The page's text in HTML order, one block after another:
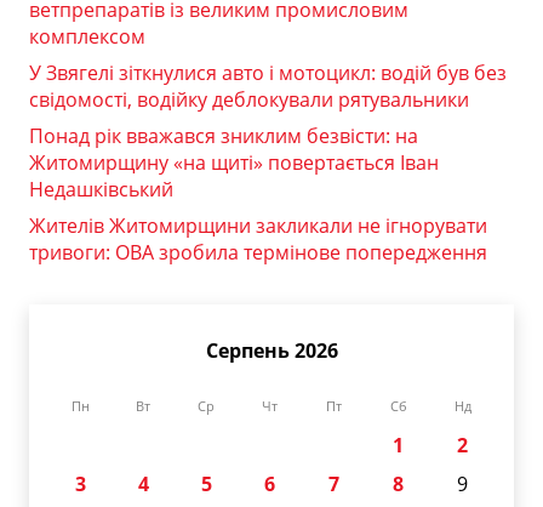
ветпрепаратів із великим промисловим
комплексом
У Звягелі зіткнулися авто і мотоцикл: водій був без
свідомості, водійку деблокували рятувальники
Понад рік вважався зниклим безвісти: на
Житомирщину «на щиті» повертається Іван
Недашківський
Жителів Житомирщини закликали не ігнорувати
тривоги: ОВА зробила термінове попередження
Серпень 2026
Пн Вт Ср Чт Пт Сб Нд
1
2
3
4 5 6 7 8
9